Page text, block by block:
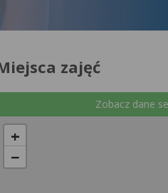
zajęć
Zobacz dane
+
−